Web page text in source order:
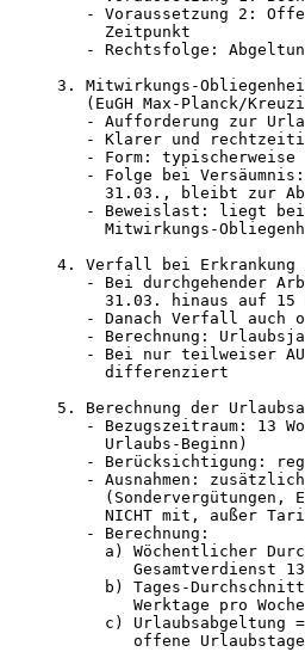
- Voraussetzung 2:
     Zeitpunkt
- Rechtsfolge:
3. Mitwirkungs-
(EuGH Max-Planck/
- Aufforderung zur
- Klarer und
- Form: typischerweise
- Folge bei
31.03., bleibt zur
- Beweislast: liegt
Mitwirkungs-
4. Verfall bei Erkrankung
- Bei durchgehender
31.03. hinaus auf 15
- Danach Verfall auch
- Berechnung:
- Bei nur teilweiser
     differenziert
5. Berechnung der
- Bezugszeitraum: 13
     Urlaubs-Beginn)
- Berücksichtigung:
- Ausnahmen:
(Sondervergütungen,
NICHT mit, außer
   - Berechnung:
a) Wöchentlicher
Gesamtverdienst
b) Tages-
Werktage pro
c) Urlaubsabgeltung
        offene Urlaubstage